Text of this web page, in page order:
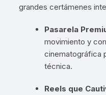
grandes certámenes
Pasarela
movimiento y
cinematográfica
técnica.
Reels que